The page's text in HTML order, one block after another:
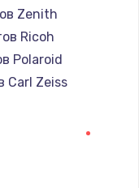
Zenith
Ricoh
Polaroid
Carl Zeiss
LUMIX
Kodak